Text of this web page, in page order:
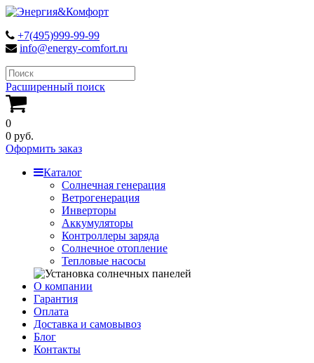
+7(495)999-99-99
info@energy-comfort.ru
Расширенный поиск
0
0 руб.
Оформить заказ
Каталог
Солнечная генерация
Ветрогенерация
Инверторы
Аккумуляторы
Контроллеры заряда
Солнечное отопление
Тепловые насосы
О компании
Гарантия
Оплата
Доставка и самовывоз
Блог
Контакты